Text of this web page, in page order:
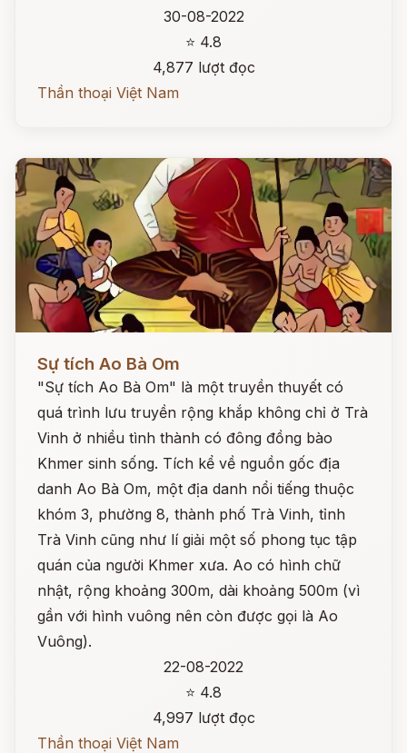
30-08-2022
⭐ 4.8
4,877 lượt đọc
Thần thoại Việt Nam
Sự tích Ao Bà Om
"Sự tích Ao Bà Om" là một truyền thuyết có
quá trình lưu truyền rộng khắp không chỉ ở Trà
Vinh ở nhiều tình thành có đông đồng bào
Khmer sinh sống. Tích kể về nguồn gốc địa
danh Ao Bà Om, một địa danh nổi tiếng thuộc
khóm 3, phường 8, thành phố Trà Vinh, tỉnh
Trà Vinh cũng như lí giải một số phong tục tập
quán của người Khmer xưa. Ao có hình chữ
nhật, rộng khoảng 300m, dài khoảng 500m (vì
gần với hình vuông nên còn được gọi là Ao
Vuông).
22-08-2022
⭐ 4.8
4,997 lượt đọc
Thần thoại Việt Nam